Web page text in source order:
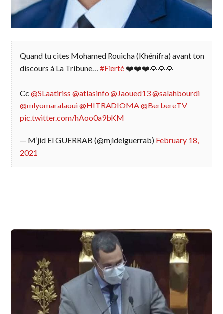
Quand tu cites Mohamed Rouicha (Khénifra) avant ton
discours à La Tribune…#Fierté ❤️❤️❤️🙏🙏🙏
Cc@SLaatiriss @atlasinfo @Jaoued13@salahbourdi
@mlyomaralaoui@HITRADIOMA@BerbereTV
pic.twitter.com/hAoo0a9bKM
— M’jid El GUERRAB (@mjidelguerrab) February 18,
2021